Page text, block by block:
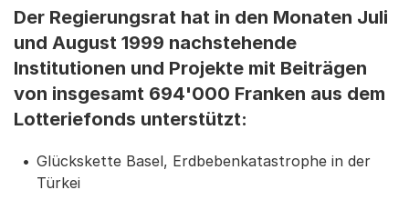
Der Regierungsrat hat in den Monaten Juli
und August 1999 nachstehende
Institutionen und Projekte mit Beiträgen
von insgesamt 694'000 Franken aus dem
Lotteriefonds unterstützt:
Glückskette Basel, Erdbebenkatastrophe in der
Türkei